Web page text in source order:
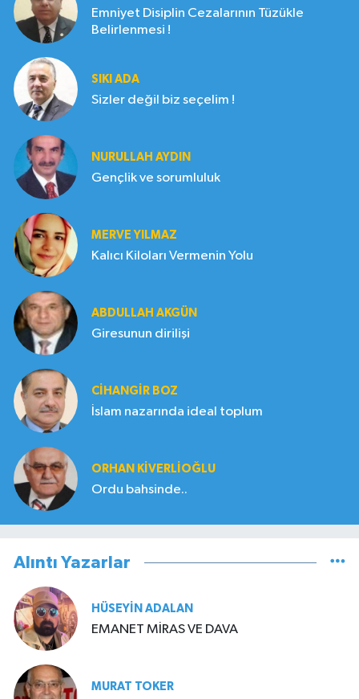
Emniyet Disiplin Cezalarının Tüzükle
Belirlenmesi !
SIKI ADA
Sizler değil biz seçelim !
NURULLAH AYDIN
Gençlik ve sorumluluk
MERVE YILMAZ
Kalıcı Kiloları Vermenin Yolu
ABDULLAH AKGÜN
Giresunun dirilişi
CIHANGIR BOZ
İslam nazarında ideal toplum
ORHAN KIVERLIOĞLU
Ordu bahsinde..
Alıntı Yazarlar
HÜSEYIN ADALAN
EMANET MİRAS VE DAVA
MURAT TOKER